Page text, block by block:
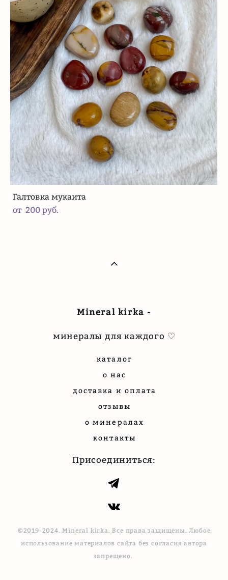
Галтовка мукаита
от 200 pуб.
Mineral kirka -
минералы для каждого ♡
каталог
о нас
доставка и оплата
отзывы
о минералах
контакты
Присоединиться:
©2019-2024. Mineral kirka. Все права защищены. Любое
использование материалов сайта без согласия автора
запрещено.